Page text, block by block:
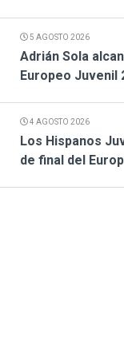
5 AGOSTO 2026
Adrián Sola
Europeo Juvenil
4 AGOSTO 2026
Los Hispanos
de final del